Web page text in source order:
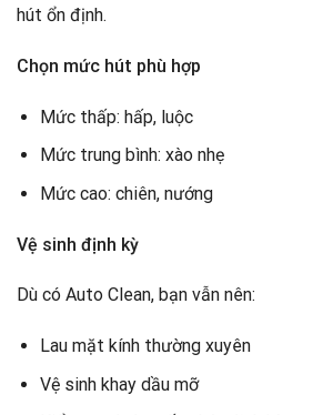
hút ổn định.
Chọn mức hút phù hợp
Mức thấp: hấp, luộc
Mức trung bình: xào nhẹ
Mức cao: chiên, nướng
Vệ sinh định kỳ
Dù có Auto Clean, bạn vẫn nên:
Lau mặt kính thường xuyên
Vệ sinh khay dầu mỡ